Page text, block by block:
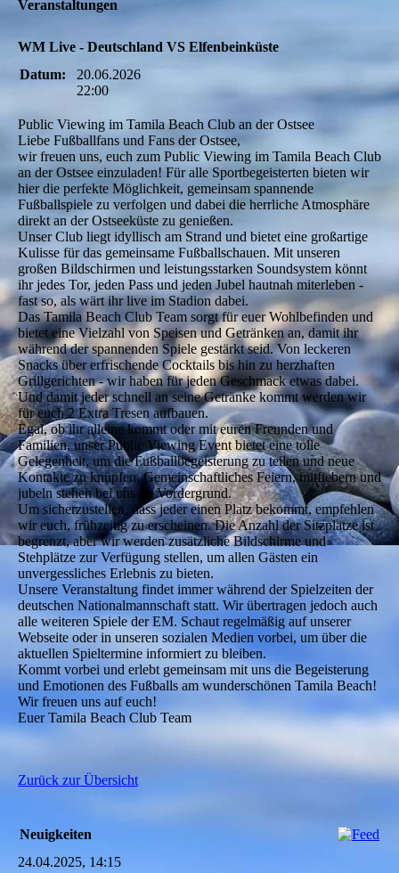
Veranstaltungen
WM Live - Deutschland VS Elfenbeinküste
Datum:
20.06.2026
22:00
Public Viewing im Tamila Beach Club an der Ostsee
Liebe Fußballfans und Fans der Ostsee,
wir freuen uns, euch zum Public Viewing im Tamila Beach Club
an der Ostsee einzuladen! Für alle Sportbegeisterten bieten wir
hier die perfekte Möglichkeit, gemeinsam spannende
Fußballspiele zu verfolgen und dabei die herrliche Atmosphäre
direkt an der Ostseeküste zu genießen.
Unser Club liegt idyllisch am Strand und bietet eine großartige
Kulisse für das gemeinsame Fußballschauen. Mit unseren
großen Bildschirmen und leistungsstarken Soundsystem könnt
ihr jedes Tor, jeden Pass und jeden Jubel hautnah miterleben -
fast so, als wärt ihr live im Stadion dabei.
Das Tamila Beach Club Team sorgt für euer Wohlbefinden und
bietet eine Vielzahl von Speisen und Getränken an, damit ihr
während der spannenden Spiele gestärkt seid. Von leckeren
Snacks über erfrischende Cocktails bis hin zu herzhaften
Grillgerichten - wir haben für jeden Geschmack etwas dabei.
Und damit jeder schnell an seine Getränke kommt werden wir
für euch 2 Extra Tresen aufbauen.
Egal, ob ihr alleine kommt oder mit euren Freunden und
Familien, unser Public Viewing Event bietet eine tolle
Gelegenheit, um die Fußballbegeisterung zu teilen und neue
Kontakte zu knüpfen. Gemeinschaftliches Feiern, mitfiebern und
jubeln stehen bei uns im Vordergrund.
Um sicherzustellen, dass jeder einen Platz bekommt, empfehlen
wir euch, frühzeitig zu erscheinen. Die Anzahl der Sitzplätze ist
begrenzt, aber wir werden zusätzliche Bildschirme und
Stehplätze zur Verfügung stellen, um allen Gästen ein
unvergessliches Erlebnis zu bieten.
Unsere Veranstaltung findet immer während der Spielzeiten der
deutschen Nationalmannschaft statt. Wir übertragen jedoch auch
alle weiteren Spiele der EM. Schaut regelmäßig auf unserer
Webseite oder in unseren sozialen Medien vorbei, um über die
aktuellen Spieltermine informiert zu bleiben.
Kommt vorbei und erlebt gemeinsam mit uns die Begeisterung
und Emotionen des Fußballs am wunderschönen Tamila Beach!
Wir freuen uns auf euch!
Euer Tamila Beach Club Team
Zurück zur Übersicht
Neuigkeiten
24.04.2025, 14:15